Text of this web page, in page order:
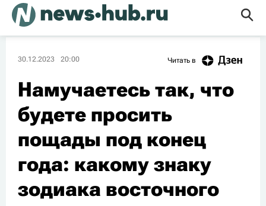
30.12.2023 20:00 Читать в
Намучаетесь так, что
будете просить
пощады под конец
года: какому знаку
зодиака восточного